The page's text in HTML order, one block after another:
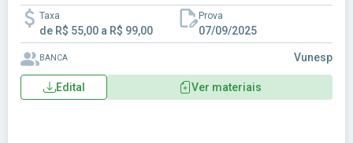
Taxa
de R$ 55,00 a R$ 99,00
Prova
07/09/2025
BANCA Vunesp
Edital Ver materiais